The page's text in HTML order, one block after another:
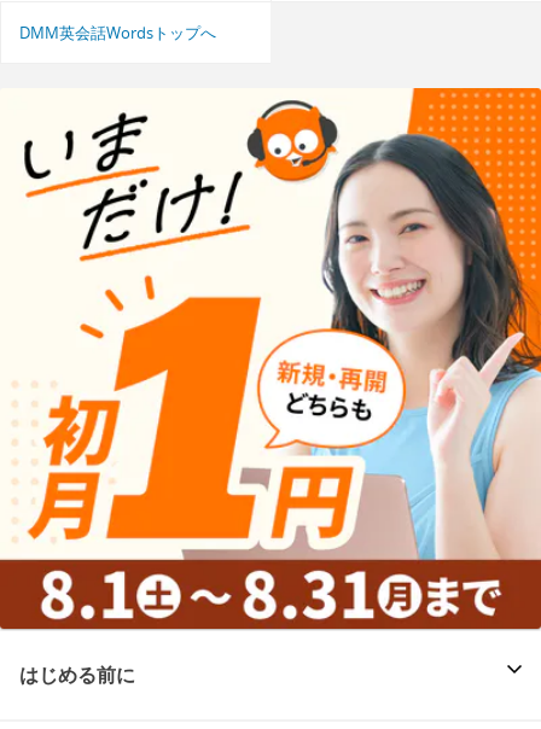
DMM英会話Wordsトップへ
はじめる前に